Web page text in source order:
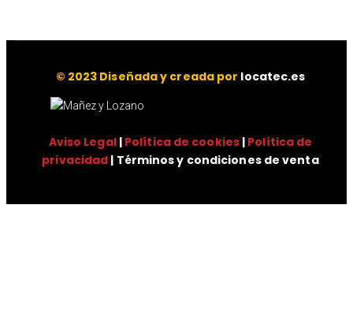
© 2023 Diseñada y creada por locatec.es
Aviso Legal| Política de cookies| Política de
privacidad | Términos y condiciones de venta